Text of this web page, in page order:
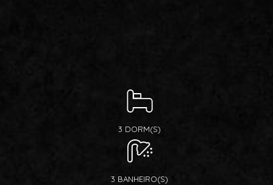
3 DORM(S)
3 BANHEIRO(S)